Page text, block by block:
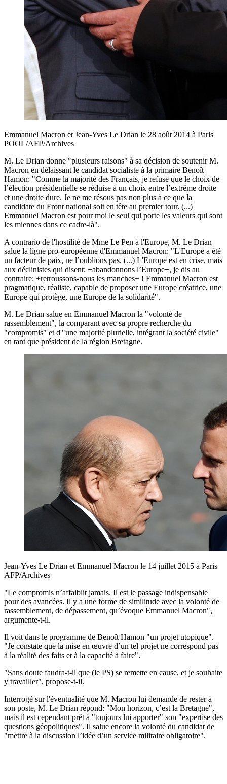
Emmanuel Macron et Jean-Yves Le Drian le 28 août 2014 à Paris
POOL/AFP/Archives
M. Le Drian donne "plusieurs raisons" à sa décision de soutenir M.
Macron en délaissant le candidat socialiste à la primaire Benoît
Hamon: "Comme la majorité des Français, je refuse que le choix de
l’élection présidentielle se réduise à un choix entre l’extrême droite
et une droite dure. Je ne me résous pas non plus à ce que la
candidate du Front national soit en tête au premier tour. (...)
Emmanuel Macron est pour moi le seul qui porte les valeurs qui sont
les miennes dans ce cadre-là".
A contrario de l'hostilité de Mme Le Pen à l'Europe, M. Le Drian
salue la ligne pro-européenne d'Emmanuel Macron: "L'Europe a été
un facteur de paix, ne l’oublions pas. (...) L'Europe est en crise, mais
aux déclinistes qui disent: +abandonnons l’Europe+, je dis au
contraire: +retroussons-nous les manches+ ! Emmanuel Macron est
pragmatique, réaliste, capable de proposer une Europe créatrice, une
Europe qui protège, une Europe de la solidarité".
M. Le Drian salue en Emmanuel Macron la "volonté de
rassemblement", la comparant avec sa propre recherche du
"compromis" et d'"une majorité plurielle, intégrant la société civile"
en tant que président de la région Bretagne.
Jean-Yves Le Drian et Emmanuel Macron le 14 juillet 2015 à Paris
AFP/Archives
"Le compromis n’affaiblit jamais. Il est le passage indispensable
pour des avancées. Il y a une forme de similitude avec la volonté de
rassemblement, de dépassement, qu’évoque Emmanuel Macron",
argumente-t-il.
Il voit dans le programme de Benoît Hamon "un projet utopique".
"Je constate que la mise en œuvre d’un tel projet ne correspond pas
à la réalité des faits et à la capacité à faire".
"Sans doute faudra-t-il que (le PS) se remette en cause, et je souhaite
y travailler", propose-t-il.
Interrogé sur l'éventualité que M. Macron lui demande de rester à
son poste, M. Le Drian répond: "Mon horizon, c’est la Bretagne",
mais il est cependant prêt à "toujours lui apporter" son "expertise des
questions géopolitiques". Il salue encore la volonté du candidat de
"mettre à la discussion l’idée d’un service militaire obligatoire".